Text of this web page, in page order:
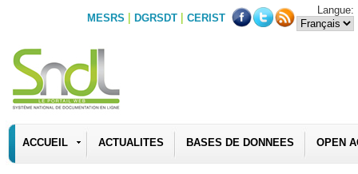
MESRS | DGRSDT | CERIST
Langue:
ACCUEIL ACTUALITES BASES DE DONNEES OPEN